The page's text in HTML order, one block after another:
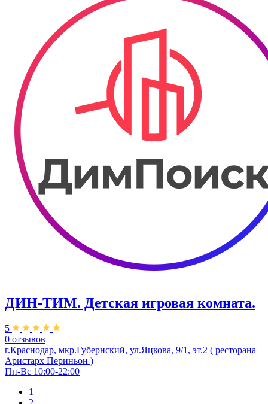
ДИН-ТИМ. Детская игровая комната.
5
0 отзывов
г.Краснодар, мкр.Губернский, ул.Яцкова, 9/1, эт.2 ( ресторана
Аристарх Периньон )
Пн-Вс 10:00-22:00
1